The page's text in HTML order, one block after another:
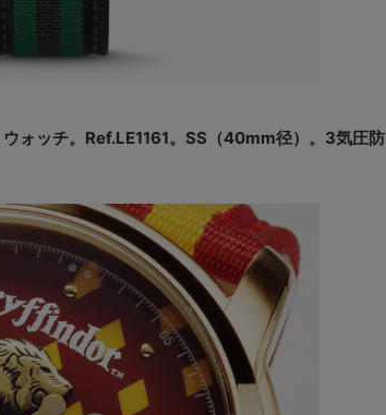
ォッチ。Ref.LE1161。SS（40mm径）。3気圧防